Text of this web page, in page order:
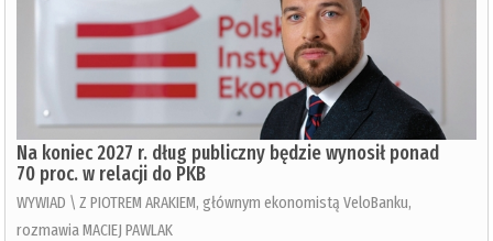
Na koniec 2027 r. dług publiczny będzie wynosił ponad
70 proc. w relacji do PKB
WYWIAD \ Z PIOTREM ARAKIEM, głównym ekonomistą VeloBanku,
rozmawia MACIEJ PAWLAK